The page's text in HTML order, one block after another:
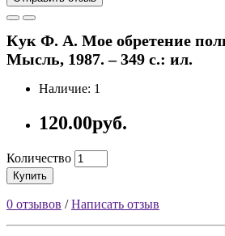
Кук Ф. А. Мое обретение
Мысль, 1987. – 349 с.: ил.
Наличие: 1
120.00руб.
Количество
Купить
0 отзывов /Написать отзыв